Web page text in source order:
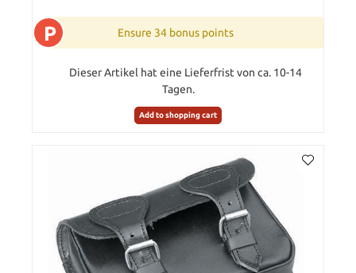
P Ensure 34 bonus points
Dieser Artikel hat eine Lieferfrist von ca. 10-14
Tagen.
Add to shopping cart